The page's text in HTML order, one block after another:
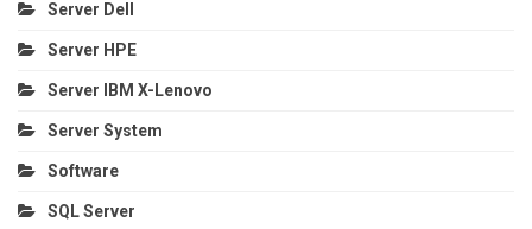
Server Dell
Server HPE
Server IBM X-Lenovo
Server System
Software
SQL Server